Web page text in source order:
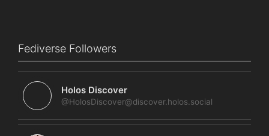
Fediverse Followers
Holos Discover
@HolosDiscover@discover.holos.social